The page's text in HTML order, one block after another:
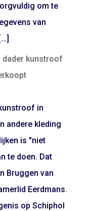
om te
van
dader kunstroof
in
andere kleding
is "niet
te doen. Dat
Bruggen van
Eerdmans.
op Schiphol